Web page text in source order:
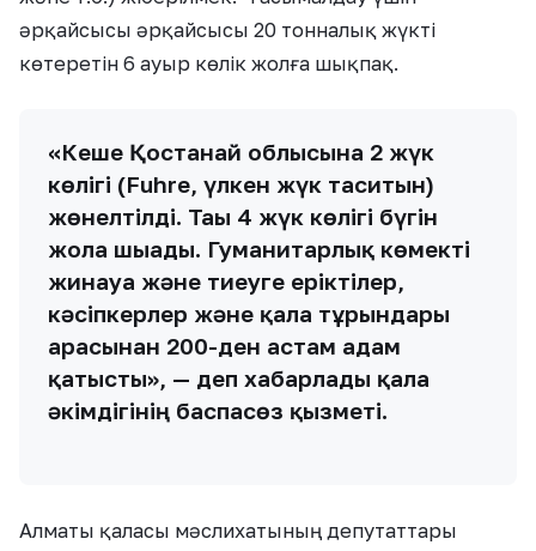
әрқайсысы әрқайсысы 20 тонналық жүкті
көтеретін 6 ауыр көлік жолға шықпақ.
«Кеше Қостанай облысына 2 жүк
көлігі (Fuhre, үлкен жүк таситын)
жөнелтілді. Тағы 4 жүк көлігі бүгін
жолға шығады. Гуманитарлық көмекті
жинауға және тиеуге еріктілер,
кәсіпкерлер және қала тұрғындары
арасынан 200-ден астам адам
қатысты», — деп хабарлады қала
әкімдігінің баспасөз қызметі.
Алматы қаласы мәслихатының депутаттары